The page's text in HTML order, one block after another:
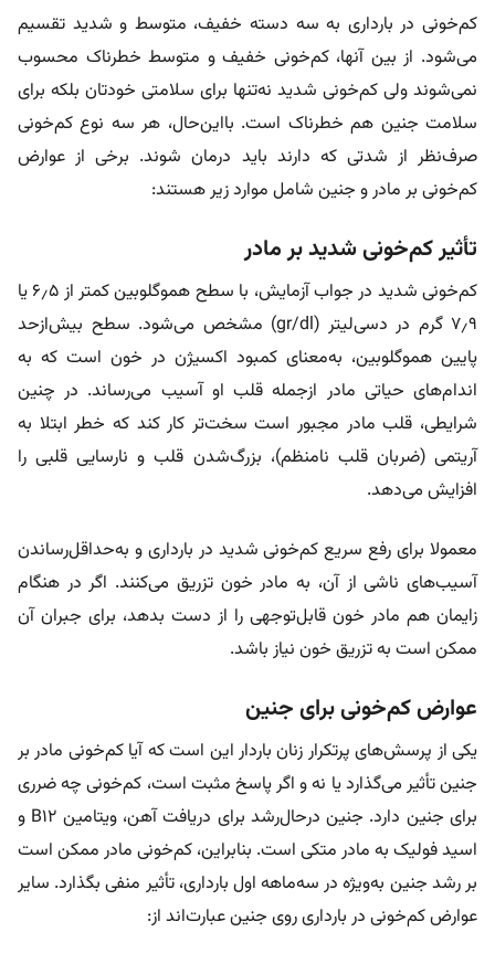
کم‌خونی در بارداری به سه دسته خفیف، متوسط و شدید تقسیم
می‌شود. از بین آنها، کم‌خونی خفیف و متوسط خطرناک محسوب
نمی‌شوند ولی کم‌خونی شدید نه‌تنها برای سلامتی خودتان بلکه برای
سلامت جنین هم خطرناک است. بااین‌حال، هر سه نوع کم‌خونی
صرف‌نظر از شدتی که دارند باید درمان شوند. برخی از عوارض
کم‌خونی بر مادر و جنین شامل موارد زیر هستند:
تأثیر کم‌خونی شدید بر مادر
کم‌خونی شدید در جواب آزمایش، با سطح هموگلوبین کمتر از ۶٫۵ یا
۷٫۹ گرم در دسی‌لیتر (gr/dl) مشخص می‌شود. سطح بیش‌ازحد
پایین هموگلوبین، به‌معنای کمبود اکسیژن در خون است که به
اندام‌های حیاتی مادر ازجمله قلب او آسیب می‌رساند. در چنین
شرایطی، قلب مادر مجبور است سخت‌تر کار کند که خطر ابتلا به
آریتمی (ضربان قلب نامنظم)، بزرگ‌شدن قلب و نارسایی قلبی را
افزایش می‌دهد.
معمولا برای رفع سریع کم‌خونی شدید در بارداری و به‌حداقل‌رساندن
آسیب‌های ناشی از آن، به مادر خون تزریق می‌کنند. اگر در هنگام
زایمان هم مادر خون قابل‌توجهی را از دست بدهد، برای جبران آن
ممکن است به تزریق خون نیاز باشد.
عوارض کم‌خونی برای جنین
یکی از پرسش‌های پرتکرار زنان باردار این است که آیا کم‌خونی مادر بر
جنین تأثیر می‌گذارد یا نه و اگر پاسخ مثبت است، کم‌خونی چه ضرری
برای جنین دارد. جنین درحال‌رشد برای دریافت آهن، ویتامین B12 و
اسید فولیک به مادر متکی است. بنابراین، کم‌خونی مادر ممکن است
بر رشد جنین به‌ویژه در سه‌ماهه اول بارداری، تأثیر منفی بگذارد. سایر
عوارض کم‌خونی در بارداری روی جنین عبارت‌اند از: